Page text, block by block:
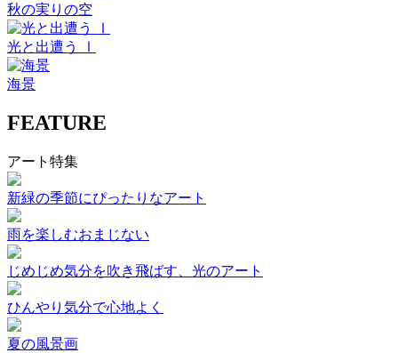
秋の実りの空
光と出遭う Ⅰ
海景
FEATURE
アート特集
新緑の季節にぴったりなアート
雨を楽しむおまじない
じめじめ気分を吹き飛ばす、光のアート
ひんやり気分で心地よく
夏の風景画